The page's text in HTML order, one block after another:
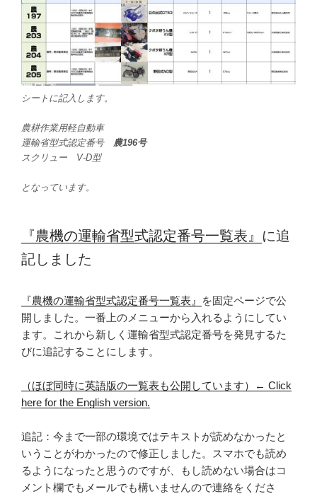
シートに記入します。
農耕作業用軽自動車
運輸省型式認定番号 農196号
スクリュー V-D型
となっています。
『農機の運輸省型式認定番号一覧表』 に追
記しました
『農機の運輸省型式認定番号一覧表』
を固定ページで公
開しました。一番上のメニューから入れるようにしてい
ます。これから新しく運輸省型式認定番号を発見するた
びに追記することにします。
（ほぼ同時に英語版の一覧表も公開しています）← Click
here for the English version.
追記：今まで一部の環境ではテキストが読めなかったと
いうことがわかったので修正しました。スマホでも読め
るようになったと思うのですが、もし読めない場合はコ
メント欄でもメールでも構いませんので連絡をくださ